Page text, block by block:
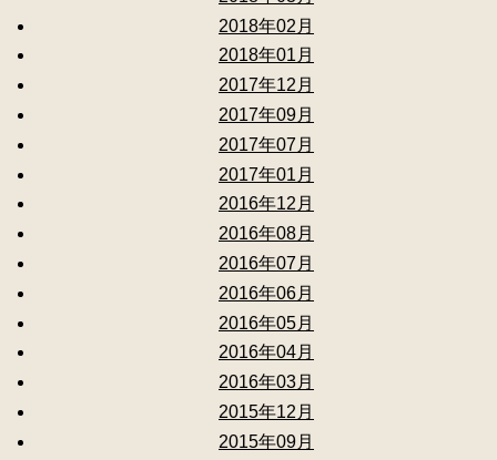
2018年02月
2018年01月
2017年12月
2017年09月
2017年07月
2017年01月
2016年12月
2016年08月
2016年07月
2016年06月
2016年05月
2016年04月
2016年03月
2015年12月
2015年09月